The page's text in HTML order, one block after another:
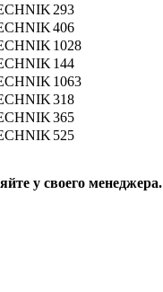
293
406
1028
144
1063
318
365
525
у своего менеджера.